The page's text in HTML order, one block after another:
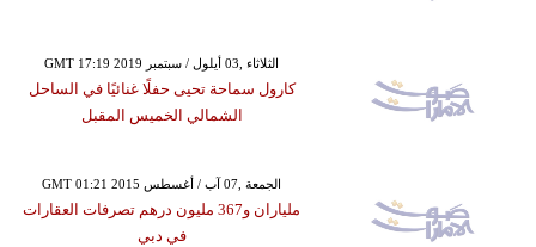
GMT 17:19 2019 الثلاثاء ,03 أيلول / سبتمبر
كارول سماحة تحيى حفلًا غنائيًا في الساحل
الشمالي الخميس المقبل
GMT 01:21 2015 الجمعة ,07 آب / أغسطس
ملياران و367 مليون درهم تصرفات العقارات
في دبي